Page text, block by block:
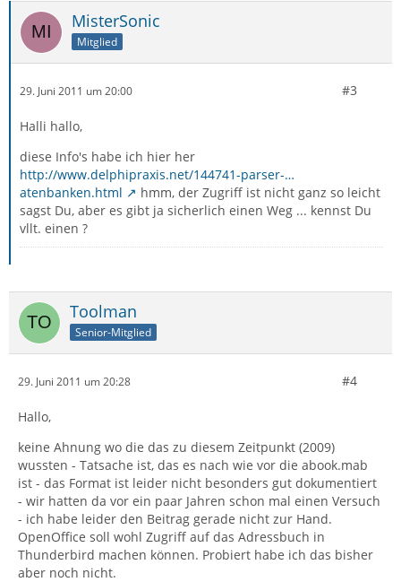
MisterSonic
Mitglied
29. Juni 2011 um 20:00 #3
Halli hallo,
diese Info's habe ich hier her
http://www.delphipraxis.net/144741-parser-…
atenbanken.html
hmm, der Zugriff ist nicht ganz so leicht
sagst Du, aber es gibt ja sicherlich einen Weg ... kennst Du
vllt. einen ?
Toolman
Senior-Mitglied
29. Juni 2011 um 20:28 #4
Hallo,
keine Ahnung wo die das zu diesem Zeitpunkt (2009)
wussten - Tatsache ist, das es nach wie vor die abook.mab
ist - das Format ist leider nicht besonders gut dokumentiert
- wir hatten da vor ein paar Jahren schon mal einen Versuch
- ich habe leider den Beitrag gerade nicht zur Hand.
OpenOffice soll wohl Zugriff auf das Adressbuch in
Thunderbird machen können. Probiert habe ich das bisher
aber noch nicht.